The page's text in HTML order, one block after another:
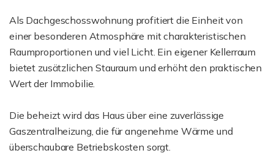
Als Dachgeschosswohnung profitiert die Einheit von
einer besonderen Atmosphäre mit charakteristischen
Raumproportionen und viel Licht. Ein eigener Kellerraum
bietet zusätzlichen Stauraum und erhöht den praktischen
Wert der Immobilie.
Die beheizt wird das Haus über eine zuverlässige
Gaszentralheizung, die für angenehme Wärme und
überschaubare Betriebskosten sorgt.